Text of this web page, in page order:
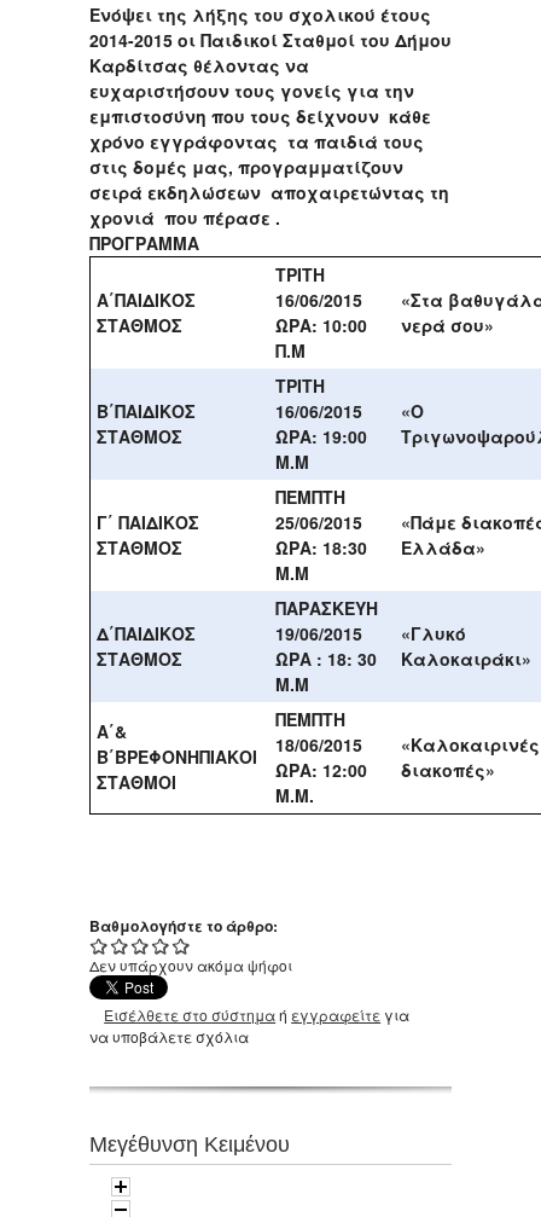
Ενόψει της λήξης του σχολικού έτους
2014-2015 οι Παιδικοί Σταθμοί του Δήμου
Καρδίτσας θέλοντας να
ευχαριστήσουν τους γονείς για την
εμπιστοσύνη που τους δείχνουν κάθε
χρόνο εγγράφοντας τα παιδιά τους
στις δομές μας, προγραμματίζουν
σειρά εκδηλώσεων αποχαιρετώντας τη
χρονιά που πέρασε .
ΠΡΟΓΡΑΜΜΑ
Α΄ΠΑΙΔΙΚΟΣ
ΣΤΑΘΜΟΣ
ΤΡΙΤΗ
16/06/2015
ΩΡΑ: 10:00
Π.Μ
«Στα
νερά σου»
Β΄ΠΑΙΔΙΚΟΣ
ΣΤΑΘΜΟΣ
ΤΡΙΤΗ
16/06/2015
ΩΡΑ: 19:00
Μ.Μ
«Ο
Γ΄ ΠΑΙΔΙΚΟΣ
ΣΤΑΘΜΟΣ
ΠΕΜΠΤΗ
25/06/2015
ΩΡΑ: 18:30
Μ.Μ
«Πάμε
Ελλάδα»
Δ΄ΠΑΙΔΙΚΟΣ
ΣΤΑΘΜΟΣ
ΠΑΡΑΣΚΕΥΗ
19/06/2015
ΩΡΑ : 18: 30
Μ.Μ
«Γλυκό
Καλοκαιράκι»
Α΄&
Β΄ΒΡΕΦΟΝΗΠΙΑΚΟΙ
ΣΤΑΘΜΟΙ
ΠΕΜΠΤΗ
18/06/2015
ΩΡΑ: 12:00
Μ.Μ.
«Καλοκαιρινές
διακοπές»
Βαθμολογήστε το άρθρο:
Δεν υπάρχουν ακόμα ψήφοι
Εισέλθετε στο σύστημαή εγγραφείτε για
να υποβάλετε σχόλια
Μεγέθυνση Κειμένου